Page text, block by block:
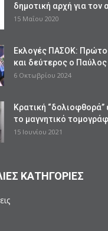
δημοτική αρχή για τον
15 Μαΐου 2020
Εκλογές ΠΑΣΟΚ:
και δεύτερος ο
6 Οκτωβρίου 2024
Κρατική “δολιοφθορά”
το μαγνητικό
15 Ιουνίου 2021
ΚΑΤΗΓΟΡΙΕΣ